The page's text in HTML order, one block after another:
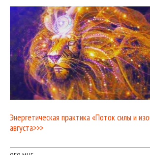
Энергетическая практика «Поток силы и
августа>>>